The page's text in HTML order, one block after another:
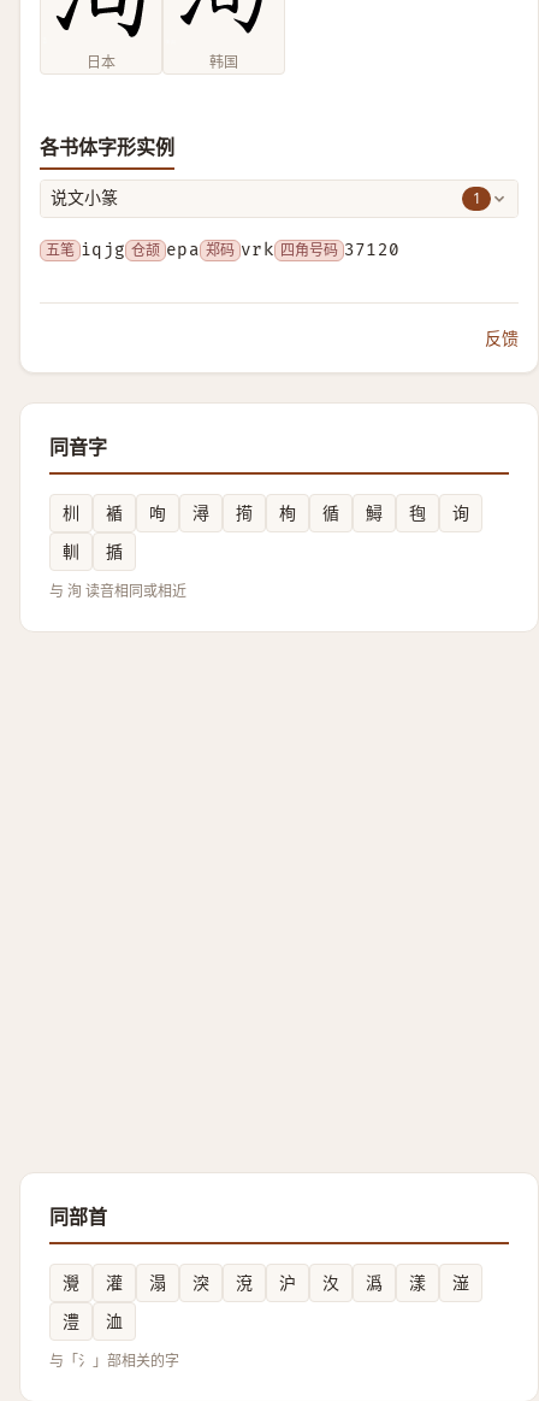
日本 韩国
各书体字形实例
说文小篆 1
五笔 iqjg 仓颉 epa 郑码 vrk 四角号码 37120
反馈
同音字
杊 䙉 咰 潯 㨚 栒 循 鱘 毥
询
䡅
揗
与 洵 读音相同或相近
同部首
灚 灌 溻 湥 渷 沪 汷 潙 漾
潂
澧
洫
与「氵」部相关的字